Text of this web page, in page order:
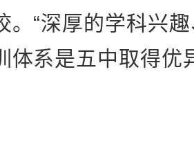
。“深厚的学科兴
体系是五中取得优